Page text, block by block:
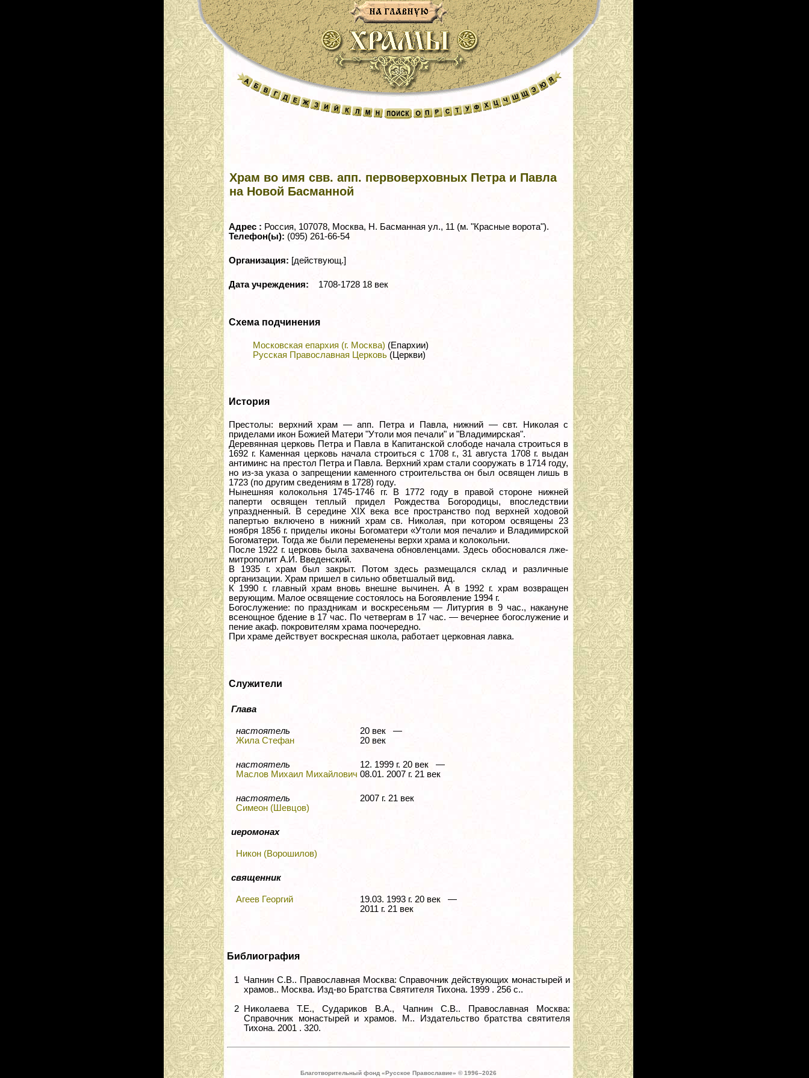
Храм во имя свв. апп. первоверховных Петра и Павла
на Новой Басманной
Адрес : Россия, 107078, Москва, Н. Басманная ул., 11 (м. "Красные ворота").
Телефон(ы): (095) 261-66-54
Организация: [действующ.]
Дата учреждения: 1708-1728 18 век
Схема подчинения
Московская епархия (г. Москва) (Епархии)
Русская Православная Церковь (Церкви)
История
Престолы: верхний храм — апп. Петра и Павла, нижний — свт. Николая с
приделами икон Божией Матери "Утоли моя печали" и "Владимирская".
Деревянная церковь Петра и Павла в Капитанской слободе начала строиться в
1692 г. Каменная церковь начала строиться с 1708 г., 31 августа 1708 г. выдан
антиминс на престол Петра и Павла. Верхний храм стали сооружать в 1714 году,
но из-за указа о запрещении каменного строительства он был освящен лишь в
1723 (по другим сведениям в 1728) году.
Нынешняя колокольня 1745-1746 гг. В 1772 году в правой стороне нижней
паперти освящен теплый придел Рождества Богородицы, впоследствии
упраздненный. В середине XIX века все пространство под верхней ходовой
папертью включено в нижний храм св. Николая, при котором освящены 23
ноября 1856 г. приделы иконы Богоматери «Утоли моя печали» и Владимирской
Богоматери. Тогда же были переменены верхи храма и колокольни.
После 1922 г. церковь была захвачена обновленцами. Здесь обосновался лже-
митрополит А.И. Введенский.
В 1935 г. храм был закрыт. Потом здесь размещался склад и различные
организации. Храм пришел в сильно обветшалый вид.
К 1990 г. главный храм вновь внешне вычинен. А в 1992 г. храм возвращен
верующим. Малое освящение состоялось на Богоявление 1994 г.
Богослужение: по праздникам и воскресеньям — Литургия в 9 час., накануне
всенощное бдение в 17 час. По четвергам в 17 час. — вечернее богослужение и
пение акаф. покровителям храма поочередно.
При храме действует воскресная школа, работает церковная лавка.
Служители
Глава
настоятель
Жила Стефан
20 век —
20 век
настоятель
Маслов Михаил Михайлович
12. 1999 г. 20 век —
08.01. 2007 г. 21 век
настоятель
Симеон (Шевцов)
2007 г. 21 век
иеромонах
Никон (Ворошилов)
священник
Агеев Георгий
19.03. 1993 г. 20 век —
2011 г. 21 век
Библиография
1 Чапнин С.В.. Православная Москва: Справочник действующих монастырей и
храмов.. Москва. Изд-во Братства Святителя Тихона. 1999 . 256 с..
2
Николаева Т.Е., Судариков В.А., Чапнин С.В.. Православная Москва:
Справочник монастырей и храмов. М.. Издательство братства святителя
Тихона. 2001 . 320.
Благотворительный фонд «Русское Православие» © 1996–2026